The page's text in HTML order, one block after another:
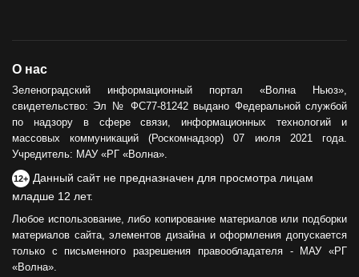
О нас
Зеленоградский информационный портал «Волна Ньюз»,
свидетельство: Эл № ФС77-81242 выдано Федеральной службой
по надзору в сфере связи, информационных технологий и
массовых коммуникаций (Роскомнадзор) 07 июля 2021 года.
Учредитель: МАУ «РГ «Волна».
12+ Данный сайт не предназначен для просмотра лицам
младше 12 лет.
Любое использование, либо копирование материалов или подборки
материалов сайта, элементов дизайна и оформления допускается
только с письменного разрешения правообладателя - МАУ «РГ
«Волна».